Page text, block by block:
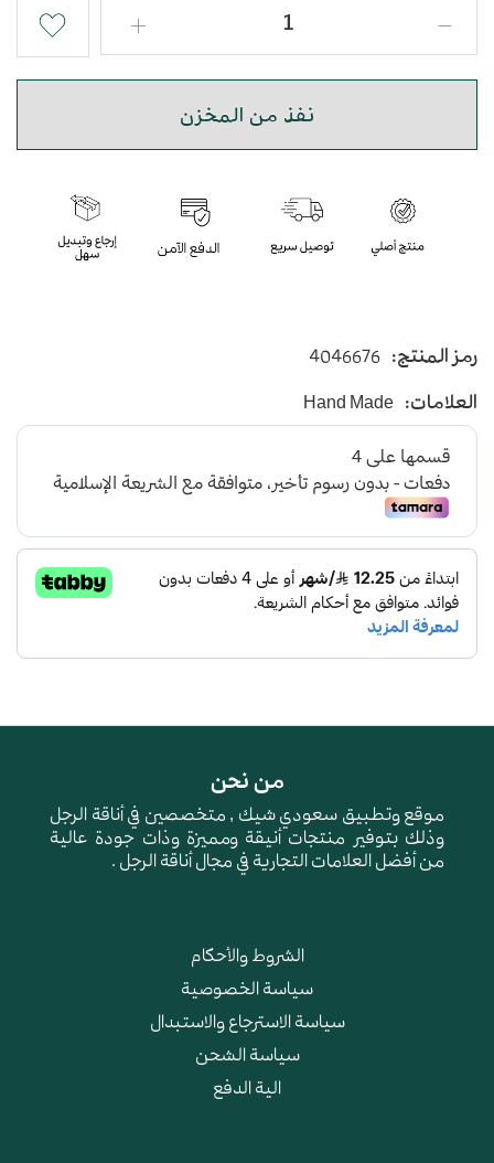
نفذ من المخزن
رمز المنتج: 4046676
العلامات: Hand Made
من نحن
موقع وتطبيق سعودي شيك , متخصصين في أناقة الرجل
وذلك بتوفير منتجات أنيقة ومميزة وذات جودة عالية
من أفضل العلامات التجارية في مجال أناقة الرجل .
الشروط والأحكام
سياسة الخصوصية
سياسة الاسترجاع والاستبدال
سياسة الشحن
الية الدفع